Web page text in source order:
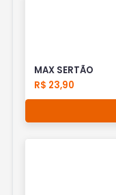
MAX SERTÃO
R$ 23,90